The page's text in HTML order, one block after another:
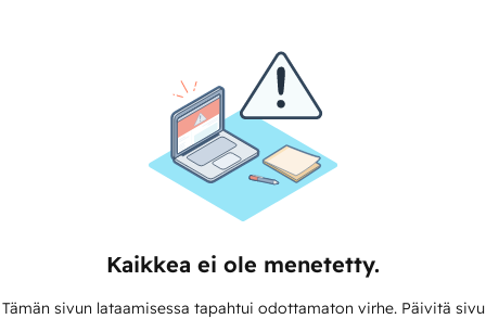
Kaikkea ei ole menetetty.
Tämän sivun lataamisessa tapahtui odottamaton virhe. Päivitä sivu